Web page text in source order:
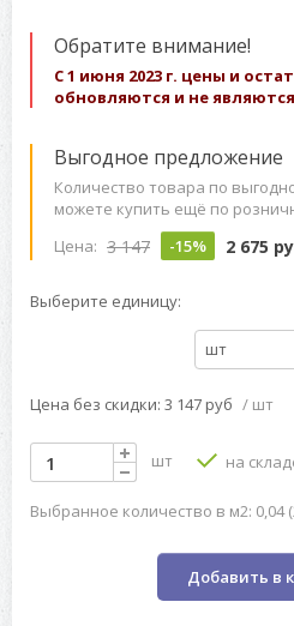
Обратите внимание!
С 1 июня 2023 г. цены и
обновляются и не
Выгодное предложение
Количество товара по
можете купить ещё по
Цена: 3 147 -15% 2 675
Выберите единицу:
шт
Цена без скидки: 3 147 руб / шт
шт на
Выбранное количество в м2: 0,04
Добавить в